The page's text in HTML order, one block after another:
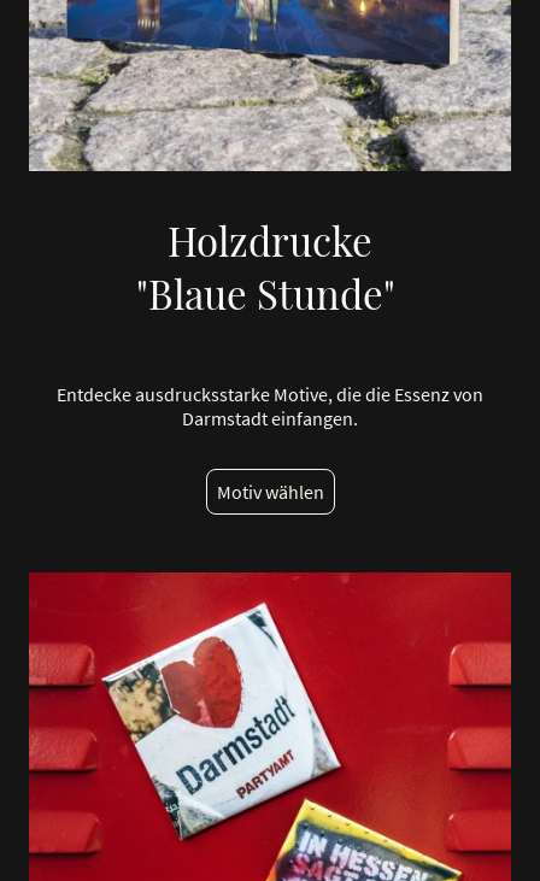
Holzdrucke
"Blaue Stunde"
Entdecke ausdrucksstarke Motive, die die Essenz von
Darmstadt einfangen.
Motiv wählen